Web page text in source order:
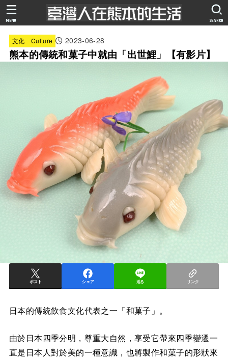
SEARCH
MENU
文化 Culture 2023-06-28
熊本的傳統和菓子中就由「出世鯉」【有影片】
ポスト シェア 送る リンク
日本的傳統飲食文化代表之一「和菓子」。
由於日本四季分明，尊重大自然，享受它帶來四季變遷一
直是日本人對於美的一種意識，也將製作和菓子的形狀來